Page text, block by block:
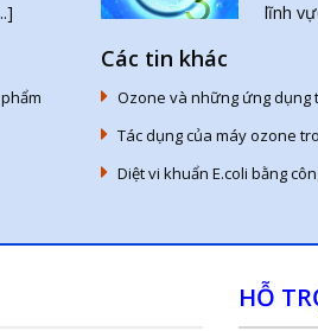
lĩnh
Các tin khác
Ozone và những ứng dụng
Tác dụng của máy ozone
Diệt vi khuẩn E.coli bằng
HỖ